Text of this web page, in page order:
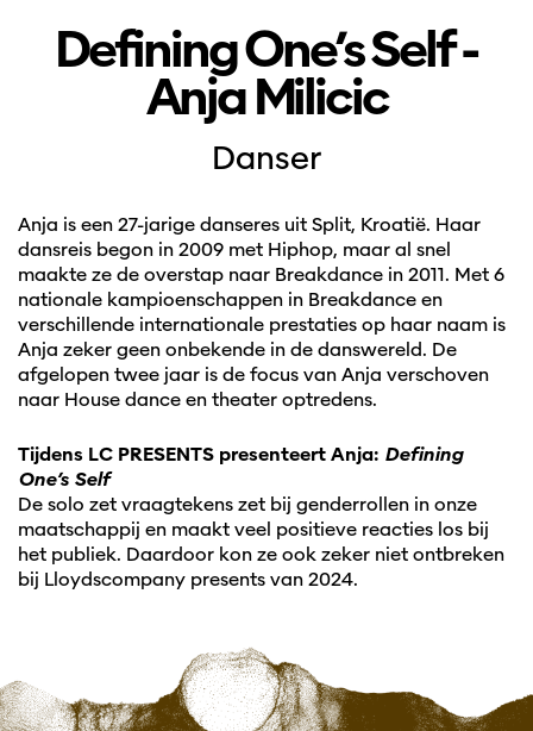
Defining One’s Self -
Anja Milicic
Danser
Anja is een 27-jarige danseres uit Split, Kroatië. Haar
dansreis begon in 2009 met Hiphop, maar al snel
maakte ze de overstap naar Breakdance in 2011. Met 6
nationale kampioenschappen in Breakdance en
verschillende internationale prestaties op haar naam is
Anja zeker geen onbekende in de danswereld. De
afgelopen twee jaar is de focus van Anja verschoven
naar House dance en theater optredens.
Tijdens LC PRESENTS presenteert Anja: Defining
One’s Self
De solo zet vraagtekens zet bij genderrollen in onze
maatschappij en maakt veel positieve reacties los bij
het publiek. Daardoor kon ze ook zeker niet ontbreken
bij Lloydscompany presents van 2024.